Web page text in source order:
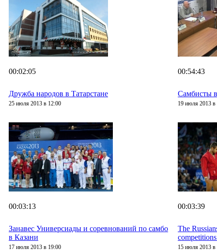
00:02:05
Дружба народов в Татарстане
25 июля 2013 в 12:00
00:54:43
Самбисты
19 июля 2013 в
00:03:13
Занавес Универсиады и соревнований по самбо
в Казани
17 июля 2013 в 19:00
00:03:39
The
15 июля 2013 в